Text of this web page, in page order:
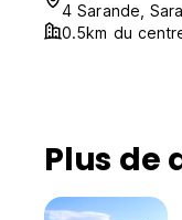
4 Sarande,
0.5km du
Plus de